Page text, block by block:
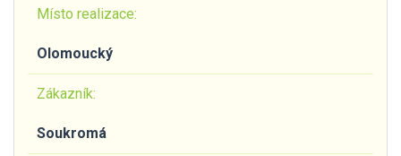
Místo realizace:
Olomoucký
Zákazník:
Soukromá